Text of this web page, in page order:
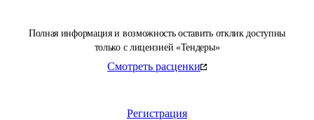
Полная информация и возможность оставить отклик доступны
только с лицензией «Тендеры»
Смотреть расценки
Регистрация